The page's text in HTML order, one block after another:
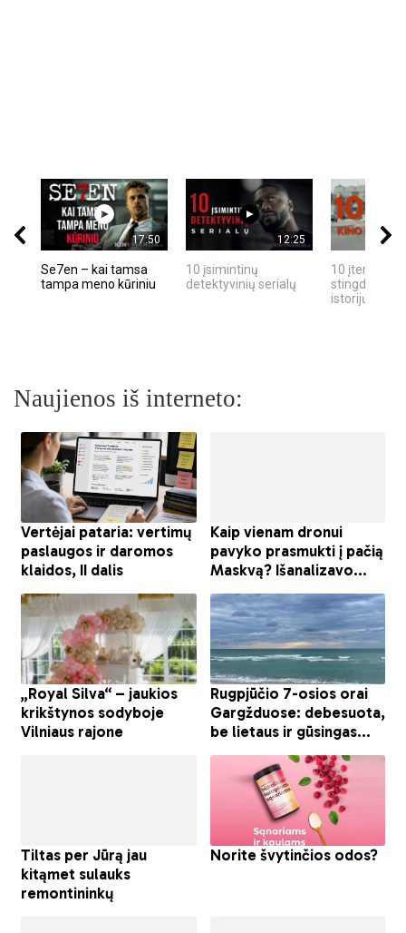
17:50
Se7en – kai tamsa
tampa meno kūriniu
12:25
10 įsimintinų
detektyvinių serialų
10 įtemptų,
stingdančių
istorijų
Naujienos iš interneto: